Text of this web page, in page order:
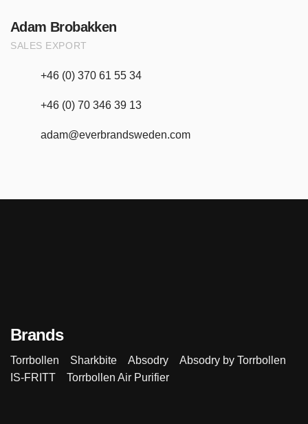
Adam Brobakken
SALES EXPORT
+46 (0) 370 61 55 34
+46 (0) 70 346 39 13
adam@everbrandsweden.com
Brands
Torrbollen Sharkbite Absodry
Absodry by Torrbollen
IS-FRITT
Torrbollen Air Purifier